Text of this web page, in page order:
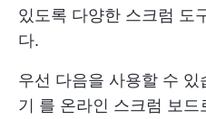
있도록 다양한 스크럼 도
다.
우선 다음을 사용할 수 있
기 를 온라인 스크럼 보